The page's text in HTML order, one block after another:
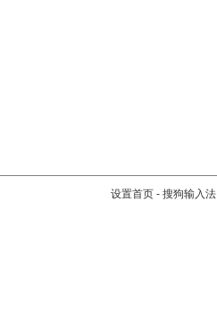
设置首页 - 搜狗输入法